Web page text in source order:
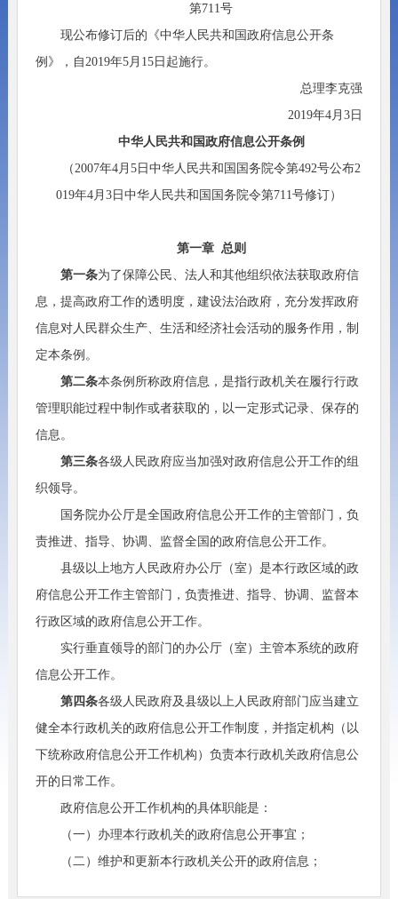
第711号
现公布修订后的《中华人民共和国政府信息公开条
例》，自2019年5月15日起施行。
总理李克强
2019年4月3日
中华人民共和国政府信息公开条例
（2007年4月5日中华人民共和国国务院令第492号公布2
019年4月3日中华人民共和国国务院令第711号修订）
第一章 总则
第一条为了保障公民、法人和其他组织依法获取政府信
息，提高政府工作的透明度，建设法治政府，充分发挥政府
信息对人民群众生产、生活和经济社会活动的服务作用，制
定本条例。
第二条本条例所称政府信息，是指行政机关在履行行政
管理职能过程中制作或者获取的，以一定形式记录、保存的
信息。
第三条各级人民政府应当加强对政府信息公开工作的组
织领导。
国务院办公厅是全国政府信息公开工作的主管部门，负
责推进、指导、协调、监督全国的政府信息公开工作。
县级以上地方人民政府办公厅（室）是本行政区域的政
府信息公开工作主管部门，负责推进、指导、协调、监督本
行政区域的政府信息公开工作。
实行垂直领导的部门的办公厅（室）主管本系统的政府
信息公开工作。
第四条各级人民政府及县级以上人民政府部门应当建立
健全本行政机关的政府信息公开工作制度，并指定机构（以
下统称政府信息公开工作机构）负责本行政机关政府信息公
开的日常工作。
政府信息公开工作机构的具体职能是：
（一）办理本行政机关的政府信息公开事宜；
（二）维护和更新本行政机关公开的政府信息；